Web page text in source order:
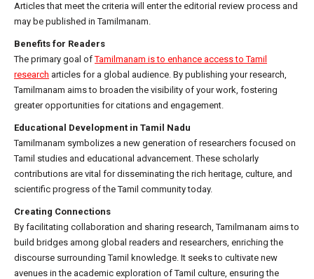
Articles that meet the criteria will enter the editorial review process and
may be published in Tamilmanam.
Benefits for Readers
The primary goal ofTamilmanam is to enhance access to Tamil
research articles for a global audience. By publishing your research,
Tamilmanam aims to broaden the visibility of your work, fostering
greater opportunities for citations and engagement.
Educational Development in Tamil Nadu
Tamilmanam symbolizes a new generation of researchers focused on
Tamil studies and educational advancement. These scholarly
contributions are vital for disseminating the rich heritage, culture, and
scientific progress of the Tamil community today.
Creating Connections
By facilitating collaboration and sharing research, Tamilmanam aims to
build bridges among global readers and researchers, enriching the
discourse surrounding Tamil knowledge. It seeks to cultivate new
avenues in the academic exploration of Tamil culture, ensuring the